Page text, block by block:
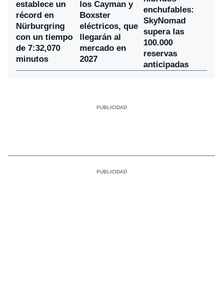
establece un
récord en
Nürburgring
con un tiempo
de 7:32,070
minutos
los Cayman y
Boxster
eléctricos, que
llegarán al
mercado en
2027
enchufables:
SkyNomad
supera las
100.000
reservas
anticipadas